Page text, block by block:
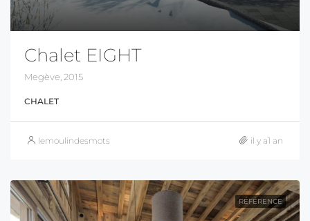
Chalet EIGHT
Megève, 2015
CHALET
lemoulindesmots il y a1 an
RÉFÉRENCE